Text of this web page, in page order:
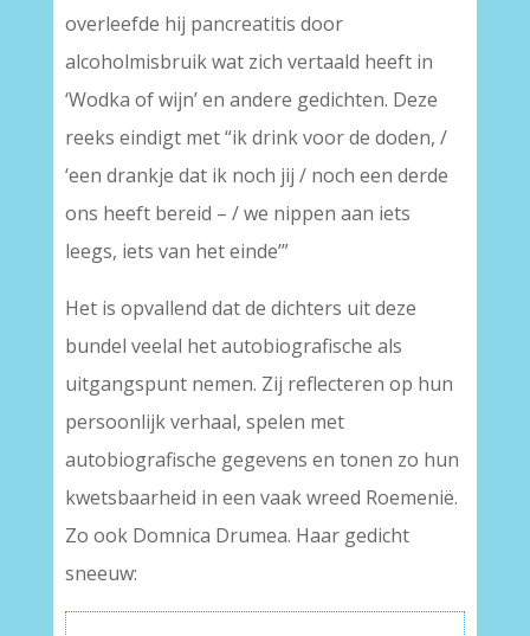
overleefde hij pancreatitis door
alcoholmisbruik wat zich vertaald heeft in
‘Wodka of wijn’ en andere gedichten. Deze
reeks eindigt met “ik drink voor de doden, /
‘een drankje dat ik noch jij / noch een derde
ons heeft bereid – / we nippen aan iets
leegs, iets van het einde’”
Het is opvallend dat de dichters uit deze
bundel veelal het autobiografische als
uitgangspunt nemen. Zij reflecteren op hun
persoonlijk verhaal, spelen met
autobiografische gegevens en tonen zo hun
kwetsbaarheid in een vaak wreed Roemenië.
Zo ook Domnica Drumea. Haar gedicht
sneeuw: